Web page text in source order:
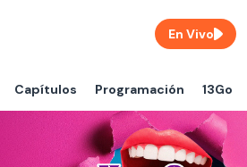
Capítulos Programación 13Go
En Vivo